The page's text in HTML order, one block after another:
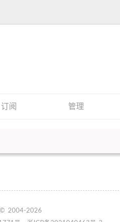
订阅 管理
© 2004-2026